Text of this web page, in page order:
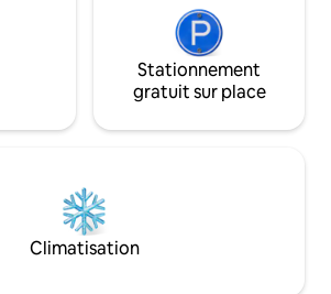
Stationnement
gratuit sur place
Climatisation